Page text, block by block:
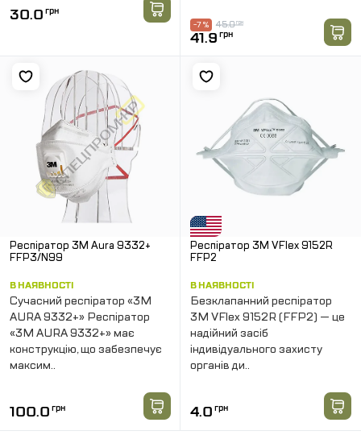
30.0 грн
45.0грн
-7 %
41.9 грн
Респіратор 3М Aura 9332+
FFP3/N99
В НАЯВНОСТІ
Сучасний респіратор «3M
AURA 9332+» Респіратор
«3M AURA 9332+» має
конструкцію, що забезпечує
максим..
100.0 грн
Респіратор 3М VFlex 9152R
FFP2
В НАЯВНОСТІ
Безклапанний респіратор
3M VFlex 9152R (FFP2) — це
надійний засіб
індивідуального захисту
органів ди..
4.0 грн